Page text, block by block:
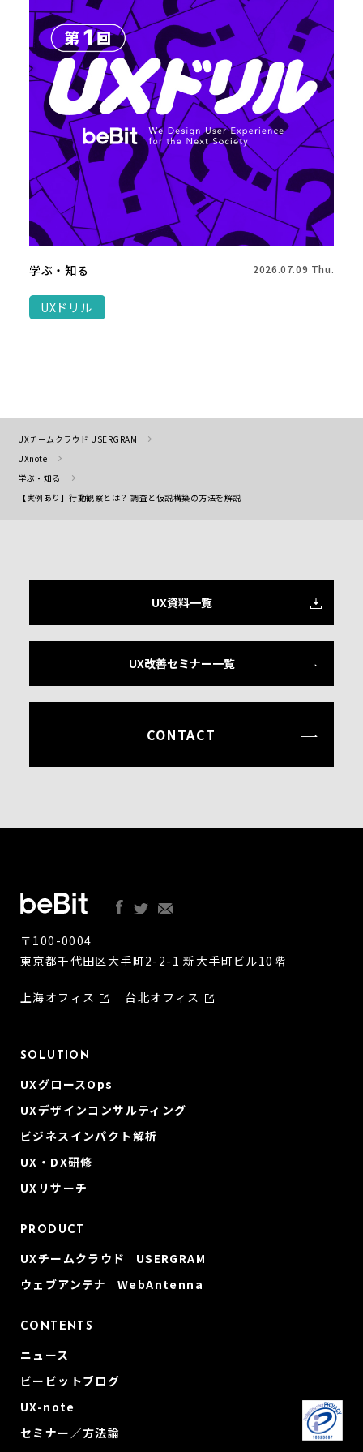
学ぶ・知る 2026.07.09 Thu.
UXドリル
UXチームクラウド USERGRAM
UXnote
学ぶ・知る
【実例あり】行動観察とは？ 調査と仮説構築の方法を解説
UX資料一覧
UX改善セミナー一覧
CONTACT
〒100-0004
東京都千代田区大手町2-2-1 新大手町ビル10階
上海オフィス 台北オフィス
SOLUTION
UXグロースOps
UXデザインコンサルティング
ビジネスインパクト解析
UX・DX研修
UXリサーチ
PRODUCT
UXチームクラウド USERGRAM
ウェブアンテナ WebAntenna
CONTENTS
ニュース
ビービットブログ
UX-note
セミナー／方法論